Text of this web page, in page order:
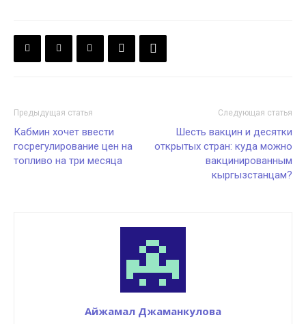
Предыдущая статья
Кабмин хочет ввести
госрегулирование цен на
топливо на три месяца
Следующая статья
Шесть вакцин и десятки
открытых стран: куда можно
вакцинированным
кыргызстанцам?
Айжамал Джаманкулова